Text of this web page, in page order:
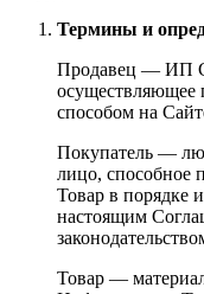
Термины и
Продавец — ИП
осуществляющее
способом на
Покупатель —
лицо, способное
Товар в порядке
настоящим
Товар —